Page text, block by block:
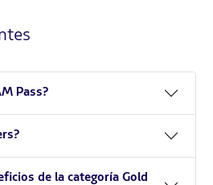
Pass?
de la categoría Gold